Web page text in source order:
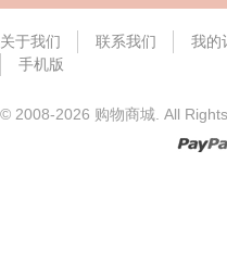
关于我们 联系我们 我的
手机版
© 2008-2026 购物商城. All